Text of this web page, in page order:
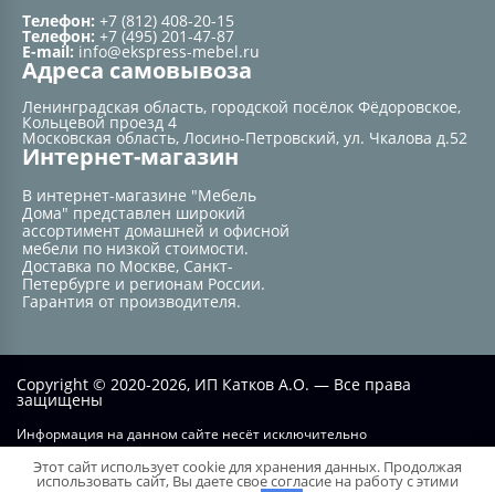
Телефон: +7 (812) 408-20-15
Телефон: +7 (495) 201-47-87
E-mail: info@ekspress-mebel.ru
Адреса самовывоза
Ленинградская область, городской посёлок Фёдоровское,
Кольцевой проезд 4
Московская область, Лосино-Петровский, ул. Чкалова д.52
Интернет-магазин
В интернет-магазине "Мебель
Дома" представлен широкий
ассортимент домашней и офисной
мебели по низкой стоимости.
Доставка по Москве, Санкт-
Петербурге и регионам России.
Гарантия от производителя.
Copyright © 2020-2026, ИП Катков А.О. — Все права
защищены
Информация на данном сайте несёт исключительно
публичной офертой, определяемой положением статьи №437 ГК РФ.
Этот сайт использует cookie для хранения данных. Продолжая
использовать сайт, Вы даете свое согласие на работу с этими